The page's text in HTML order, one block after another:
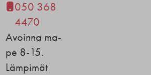
050 368
4470
Avoinna ma-
pe 8-15.
Lämpimät